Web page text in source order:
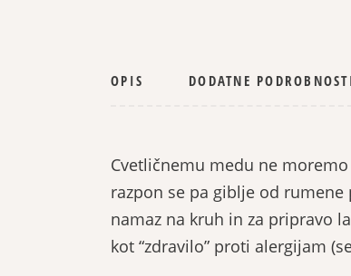
OPIS DODATNE
Cvetličnemu medu ne
razpon se pa giblje od
namaz na kruh in za pripravo
kot “zdravilo” proti alergijam